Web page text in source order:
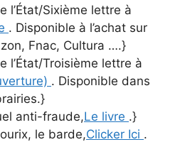
l’État/Sixième lettre à
. Disponible à l’achat sur
Fnac, Cultura ….}
l’État/Troisième lettre à
. Disponible dans
anti-fraude,Le livre .}
le barde,Clicker Ici .